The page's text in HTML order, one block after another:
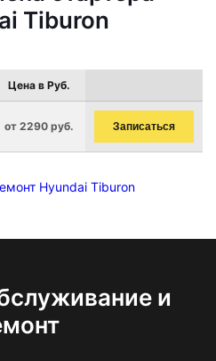
Tiburon
Цена в Руб.
от 2290 руб. Записаться
Hyundai Tiburon
и